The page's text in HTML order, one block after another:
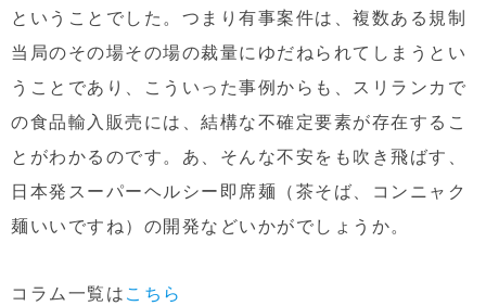
ということでした。つまり有事案件は、複数ある規制
当局のその場その場の裁量にゆだねられてしまうとい
うことであり、こういった事例からも、スリランカで
の食品輸入販売には、結構な不確定要素が存在するこ
とがわかるのです。あ、そんな不安をも吹き飛ばす、
日本発スーパーヘルシー即席麺（茶そば、コンニャク
麺いいですね）の開発などいかがでしょうか。
コラム一覧はこちら